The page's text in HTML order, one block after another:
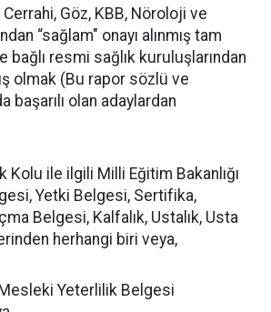
Göz, KBB, Nöroloji ve
“sağlam" onayı alınmış tam
resmi sağlık kuruluşlarından
olmak (Bu rapor sözlü ve
başarılı olan adaylardan
Kolu ile ilgili Milli Eğitim Bakanlığı
Yetki Belgesi, Sertifika,
Belgesi, Kalfalık, Ustalık, Usta
herhangi biri veya,
Yeterlilik Belgesi